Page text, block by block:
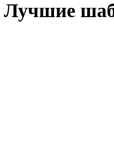
Лучшие